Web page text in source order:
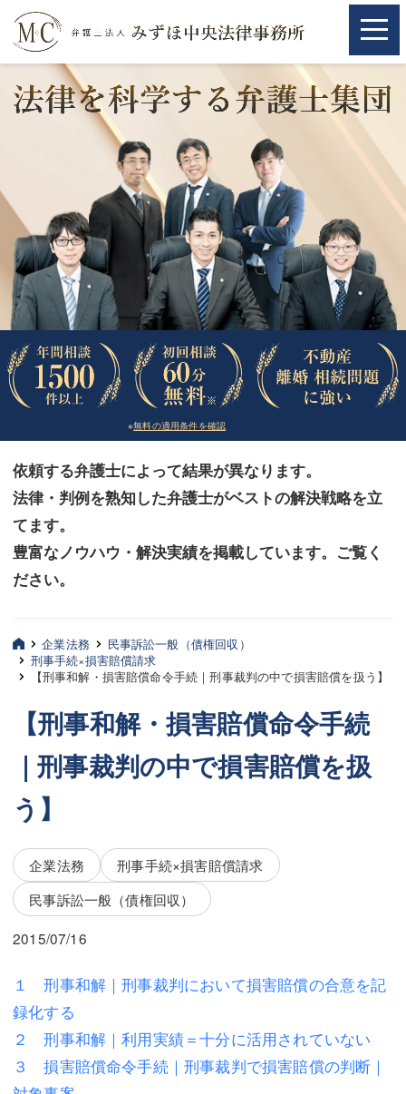
ホーム
相続・遺言
離婚（夫婦間トラブル）
企業法務
労働問題（解雇，残業等）
刑事弁護
交通事故
法律相談など（その他）
お客様へ
みずほ中央の特長・実質編
みずほ中央の特長・形式編
三平 聡史
坂本 陽一
桶川 聡
三平 隆史
吉元 優仁
小川 祐
弁護士費用
不動産
相続・遺言
離婚（夫婦間トラブル）
※無料の適用条件を確認
依頼する弁護士によって結果が異なります。
法律・判例を熟知した弁護士がベストの解決戦略を立
てます。
豊富なノウハウ・解決実績を掲載しています。ご覧く
ださい。
ホーム
相続・遺言
離婚（夫婦間トラブル）
企業法務
労働問題（解雇，残業等）
刑事弁護
交通事故
法律相談など（その他）
お客様へ
みずほ中央の特長・実質編
みずほ中央の特長・形式編
三平 聡史
坂本 陽一
桶川 聡
三平 隆史
吉元 優仁
弁護士費用
不動産
相続・遺言
離婚（夫婦間トラブル）
企業法務
企業法務
民事訴訟一般（債権回収）
刑事手続×損害賠償請求
【刑事和解・損害賠償命令手続｜刑事裁判の中で損害賠償を扱う】
【刑事和解・損害賠償命令手続
｜刑事裁判の中で損害賠償を扱
う】
企業法務
刑事手続×損害賠償請求
民事訴訟一般（債権回収）
2015/07/16
１ 刑事和解｜刑事裁判において損害賠償の合意を記
録化する
２ 刑事和解｜利用実績＝十分に活用されていない
３ 損害賠償命令手続｜刑事裁判で損害賠償の判断｜